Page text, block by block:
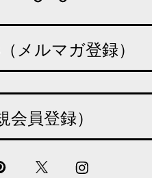
メルマガ登録）
会員登録）